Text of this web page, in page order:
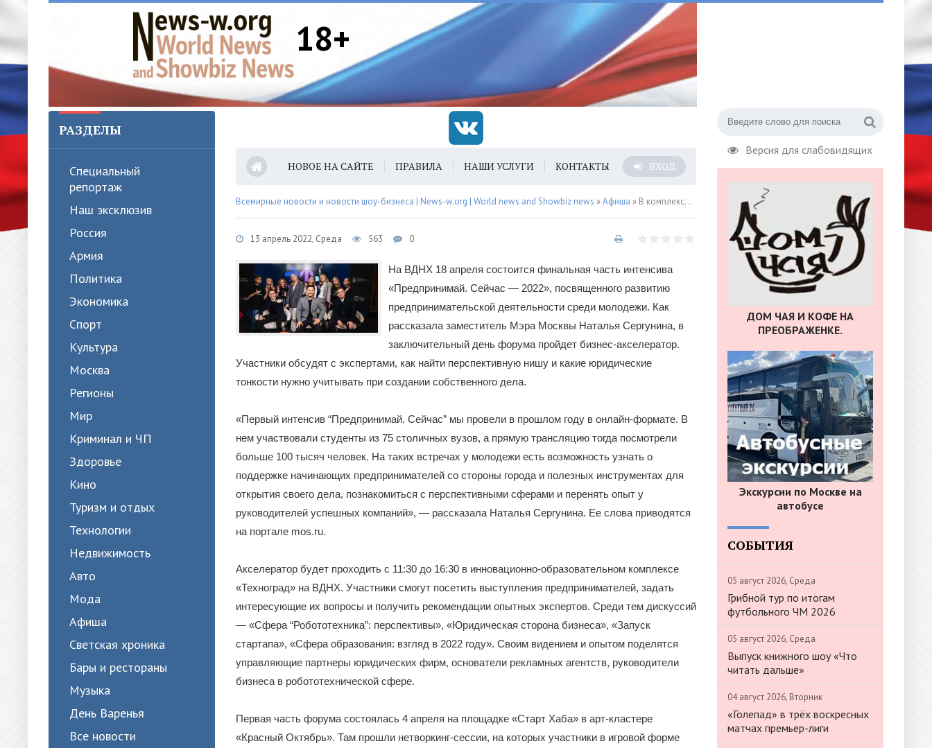
18+
Версия для слабовидящих
РАЗДЕЛЫ
Специальный
репортаж
Наш эксклюзив
Россия
Армия
Политика
Экономика
Спорт
Культура
Москва
Регионы
Мир
Криминал и ЧП
Здоровье
Кино
Туризм и отдых
Технологии
Недвижимость
Авто
Мода
Афиша
Светская хроника
Бары и рестораны
Музыка
День Варенья
Все новости
НОВОЕ НА САЙТЕ ПРАВИЛА НАШИ УСЛУГИ КОНТАКТЫ ВХОД
Всемирные новости и новости шоу-бизнеса | News-w.org | World news and Showbiz news »Афиша » В комплексе «Техноград» на ВДНХ пройдет финальная часть молодежного форума «Предпринимай. Сейчас»
13 апрель 2022, Среда 563 0
На ВДНХ 18 апреля состоится финальная часть интенсива
«Предпринимай. Сейчас — 2022», посвященного развитию
предпринимательской деятельности среди молодежи. Как
рассказала заместитель Мэра Москвы Наталья Сергунина, в
заключительный день форума пройдет бизнес-акселератор.
Участники обсудят с экспертами, как найти перспективную нишу и какие юридические
тонкости нужно учитывать при создании собственного дела.
«Первый интенсив “Предпринимай. Сейчас” мы провели в прошлом году в онлайн-формате. В
нем участвовали студенты из 75 столичных вузов, а прямую трансляцию тогда посмотрели
больше 100 тысяч человек. На таких встречах у молодежи есть возможность узнать о
поддержке начинающих предпринимателей со стороны города и полезных инструментах для
открытия своего дела, познакомиться с перспективными сферами и перенять опыт у
руководителей успешных компаний», — рассказала Наталья Сергунина. Ее слова приводятся
на портале mos.ru.
Акселератор будет проходить с 11:30 до 16:30 в инновационно-образовательном комплексе
«Техноград» на ВДНХ. Участники смогут посетить выступления предпринимателей, задать
интересующие их вопросы и получить рекомендации опытных экспертов. Среди тем дискуссий
— «Сфера “Робототехника”: перспективы», «Юридическая сторона бизнеса», «Запуск
стартапа», «Сфера образования: взгляд в 2022 году». Своим видением и опытом поделятся
управляющие партнеры юридических фирм, основатели рекламных агентств, руководители
бизнеса в робототехнической сфере.
Первая часть форума состоялась 4 апреля на площадке «Старт Хаба» в арт-кластере
«Красный Октябрь». Там прошли нетворкинг-сессии, на которых участники в игровой форме
ДОМ ЧАЯ И КОФЕ НА
ПРЕОБРАЖЕНКЕ.
Экскурсии по Москве на
автобусе
СОБЫТИЯ
05 август 2026, Среда
Грибной тур по итогам
футбольного ЧМ 2026
05 август 2026, Среда
Выпуск книжного шоу «Что
читать дальше»
04 август 2026, Вторник
«Голепад» в трёх воскресных
матчах премьер-лиги